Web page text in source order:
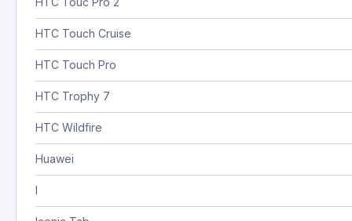
HTC Touch Cruise
HTC Touch Pro
HTC Trophy 7
HTC Wildfire
Huawei
I